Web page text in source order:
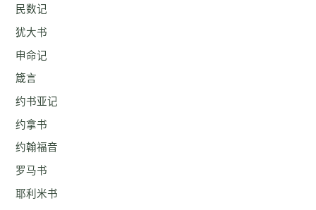
民数记
犹大书
申命记
箴言
约书亚记
约拿书
约翰福音
罗马书
耶利米书